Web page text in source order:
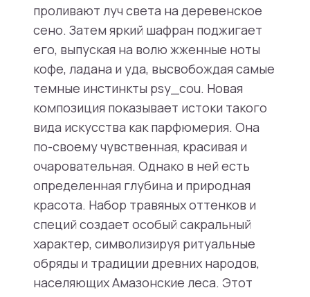
проливают луч света на деревенское
сено. Затем яркий шафран поджигает
его, выпуская на волю жженные ноты
кофе, ладана и уда, высвобождая самые
темные инстинкты psy_cou. Новая
композиция показывает истоки такого
вида искусства как парфюмерия. Она
по-своему чувственная, красивая и
очаровательная. Однако в ней есть
определенная глубина и природная
красота. Набор травяных оттенков и
специй создает особый сакральный
характер, символизируя ритуальные
обряды и традиции древних народов,
населяющих Амазонские леса. Этот